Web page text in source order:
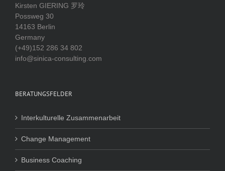
Kirsten GIERING 罗玲
Possweg 30
14163 Berlin
Germany
(+49)152 286 34 802
info@sinica-consulting.com
BERATUNGSFELDER
Interkulturelle Zusammenarbeit
Change Management
Business Coaching